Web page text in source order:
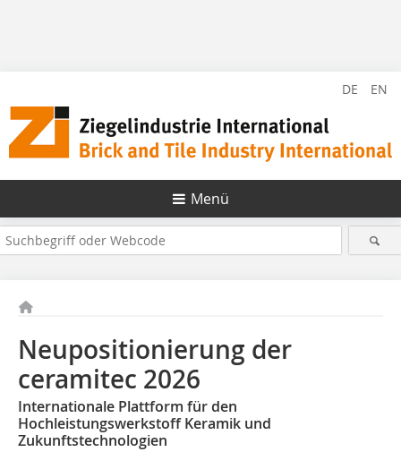
DE EN
Menü
Neupositionierung der
ceramitec 2026
Internationale Plattform für den
Hochleistungswerkstoff Keramik und
Zukunftstechnologien